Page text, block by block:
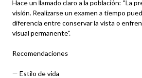
Hace un llamado claro a la población: “La
visión. Realizarse un examen a tiempo
diferencia entre conservar la vista o
visual permanente”.
Recomendaciones
— Estilo de vida